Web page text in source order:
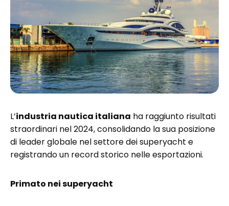
L’industria nautica italiana ha raggiunto risultati
straordinari nel 2024, consolidando la sua posizione
di leader globale nel settore dei superyacht e
registrando un record storico nelle esportazioni.
Primato nei superyacht